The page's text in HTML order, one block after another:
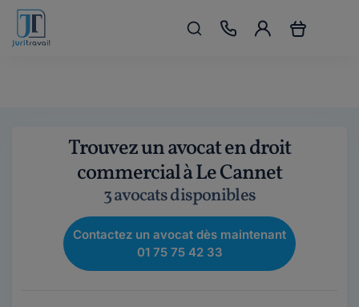
Trouvez un avocat en droit
commercial à Le Cannet
3 avocats disponibles
Contactez un avocat dès maintenant
01 75 75 42 33